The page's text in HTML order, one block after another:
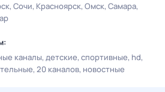
Сочи Красноярск Омск Самара
каналы детские спортивные hd
20 каналов новостные